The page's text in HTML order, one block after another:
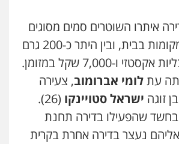
זוהר ארבל
פשיעה חמורה מעצרים וחקירות
0538788878
אסף דוק
עבירות מין סמים והימורים פשיעה
חמורה חקירות ומעצרים צווארון לבן והונאה
איתרו השוטרים סמים מסוגים
שונים במספר מקומות בבית, ובין היתר כ-200 גרם
קנאביס, 50 טבליות אקסטזי ו-7,000 שקל במזומן.
עתלומי אברומוב, צעירה
זוגה ישראל סטויינקו
(26).
בחשד שהפעילו בדירה תחנת
נעצר בדירה אחרת בקרית